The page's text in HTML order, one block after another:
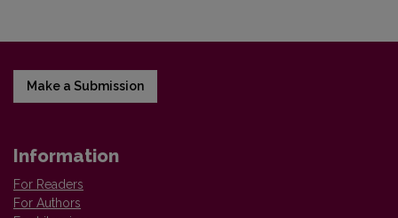
Make a Submission
Information
For Readers
For Authors